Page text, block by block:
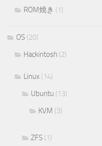
ROM焼き (1)
OS (20)
Hackintosh (2)
Linux (14)
Ubuntu (13)
KVM (3)
ZFS (1)